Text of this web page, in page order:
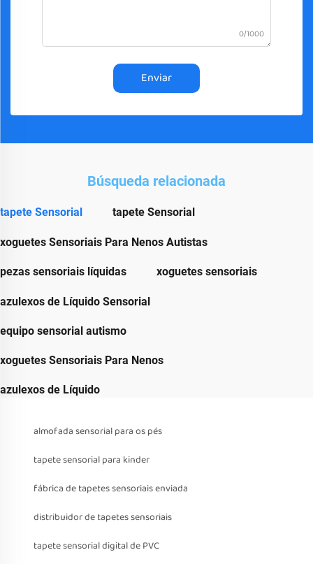
0/1000
Enviar
Búsqueda relacionada
tapete Sensorial tapete Sensorial
xoguetes Sensoriais Para Nenos Autistas
pezas sensoriais líquidas xoguetes sensoriais
azulexos de Líquido Sensorial
equipo sensorial autismo
xoguetes Sensoriais Para Nenos
azulexos de Líquido
almofada sensorial para os pés
tapete sensorial para kinder
fábrica de tapetes sensoriais enviada
distribuidor de tapetes sensoriais
tapete sensorial digital de PVC